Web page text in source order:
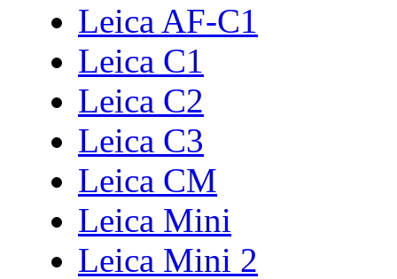
Leica AF-C1
Leica C1
Leica C2
Leica C3
Leica CM
Leica Mini
Leica Mini 2